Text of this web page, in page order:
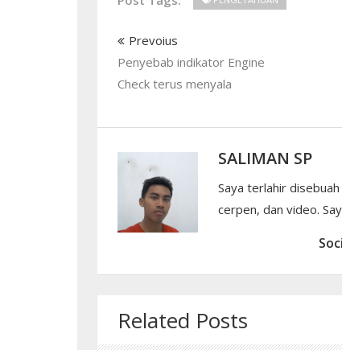
Prevoius
Penyebab indikator Engine
Check terus menyala
SALIMAN SP
Saya terlahir
cerpen, dan video.
Related Posts